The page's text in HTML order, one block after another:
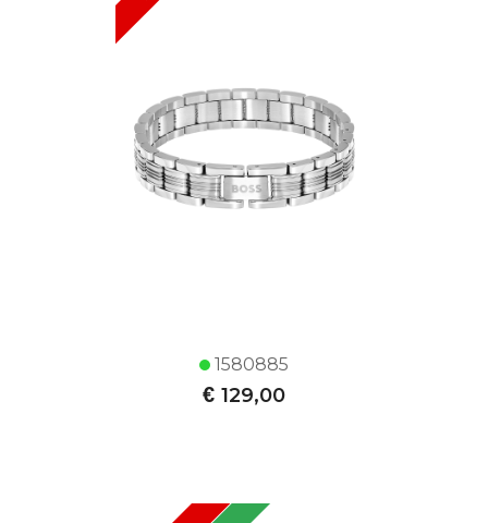
1580885
€ 129,00